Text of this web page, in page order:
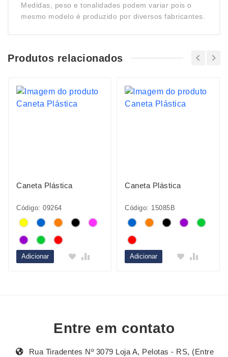
Medidas, peso e tonalidades podem variar pois o
mesmo modelo é produzido por diversos fabricantes.
Produtos relacionados
Caneta Plástica
Código: 09264
Adicionar
Caneta Plástica
Código: 15085B
Adicionar
Entre em contato
Rua Tiradentes Nº 3079 Loja A, Pelotas - RS, (Entre